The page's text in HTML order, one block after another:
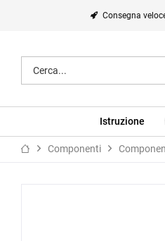
Consegna
Istruzione
Componenti